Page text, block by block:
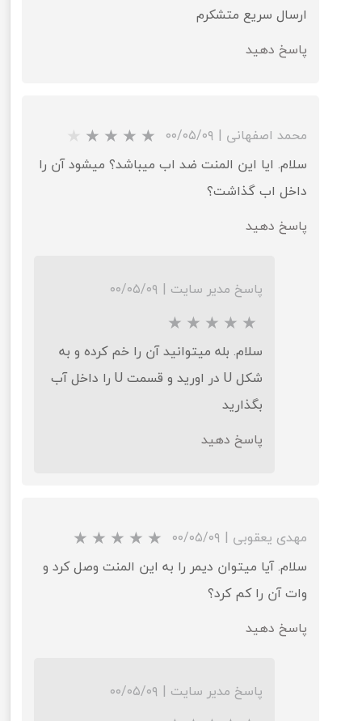
ارسال سریع متشکرم
پاسخ دهید
محمد اصفهانی | ۰۰/۰۵/۰۹
سلام. ایا این المنت ضد اب میباشد؟ میشود آن را
داخل اب گذاشت؟
پاسخ دهید
پاسخ مدیر سایت | ۰۰/۰۵/۰۹
سلام. بله میتوانید آن را خم کرده و به
شکل U در اورید و قسمت U را داخل آب
بگذارید
پاسخ دهید
مهدی یعقوبی | ۰۰/۰۵/۰۹
سلام. آیا میتوان دیمر را به این المنت وصل کرد و
وات آن را کم کرد؟
پاسخ دهید
پاسخ مدیر سایت | ۰۰/۰۵/۰۹